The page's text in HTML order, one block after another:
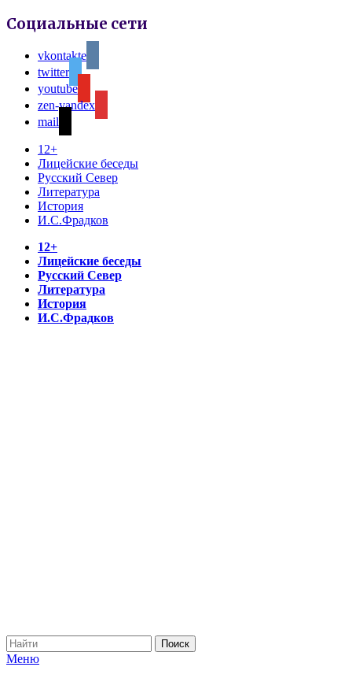
Социальные сети
vkontakte
twitter
youtube
zen-yandex
mail
12+
Лицейские беседы
Русский Север
Литература
История
И.С.Фрадков
12+
Лицейские беседы
Русский Север
Литература
История
И.С.Фрадков
Меню